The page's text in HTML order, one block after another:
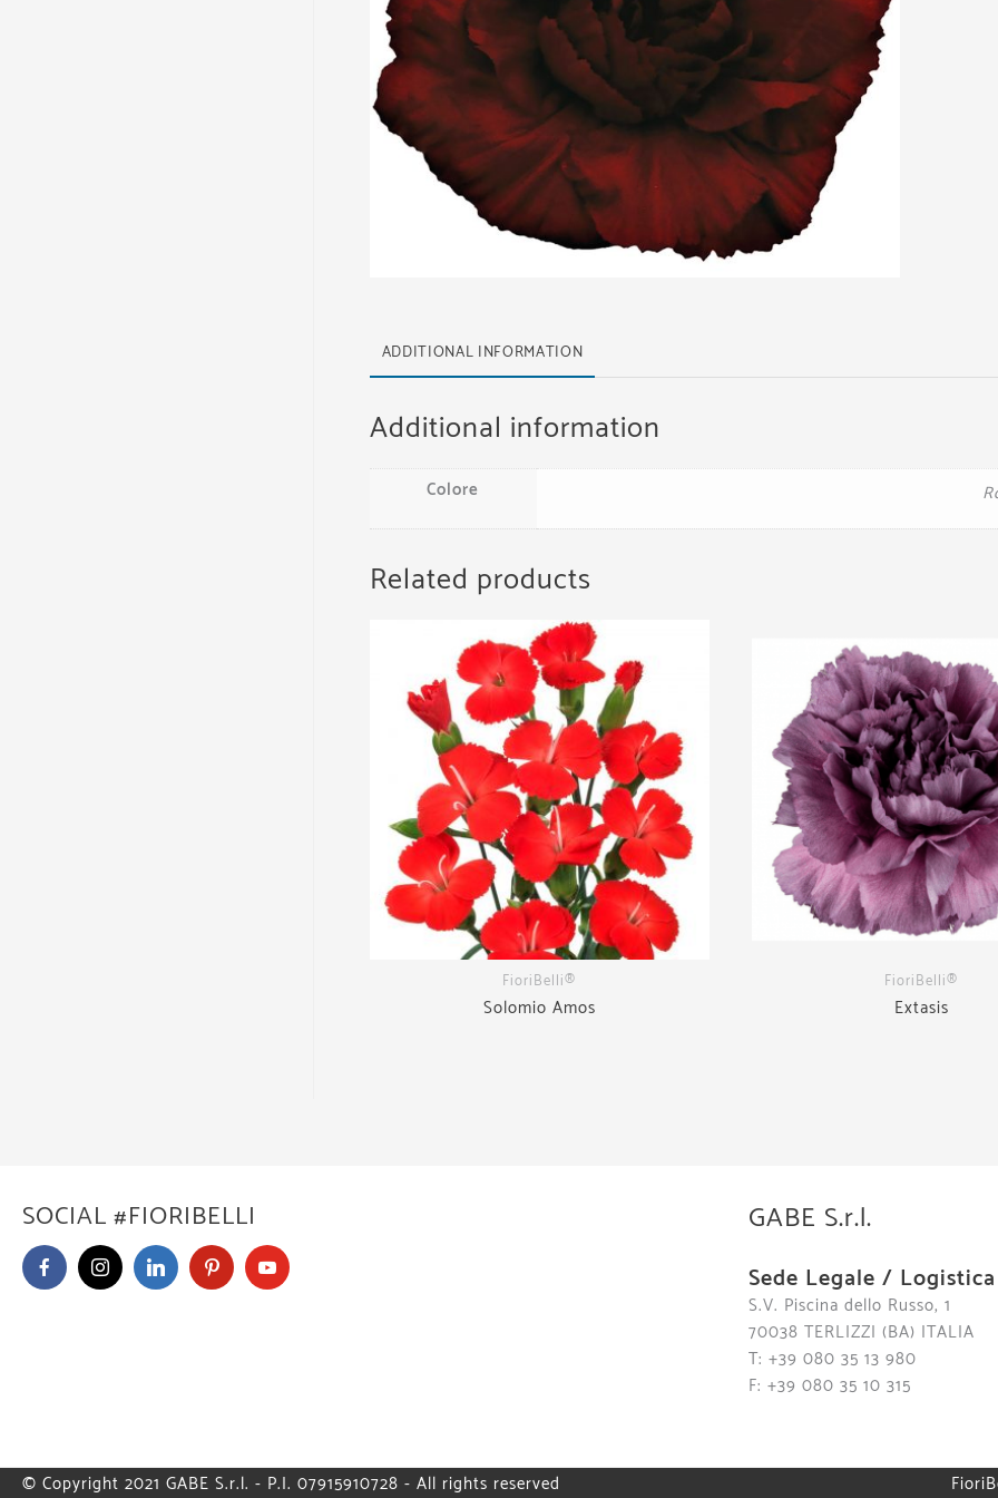
ADDITIONAL INFORMATION
Additional information
Colore
Related products
FioriBelli®
Solomio Amos
FioriBelli®
Extasis
SOCIAL #FIORIBELLI GABE S.r.l.
Sede Legale / Logistica
S.V. Piscina dello Russo, 1
70038 TERLIZZI (BA) ITALIA
T: +39 080 35 13 980
F: +39 080 35 10 315
© Copyright 2021 GABE S.r.l. - P.I. 07915910728 - All rights reserved